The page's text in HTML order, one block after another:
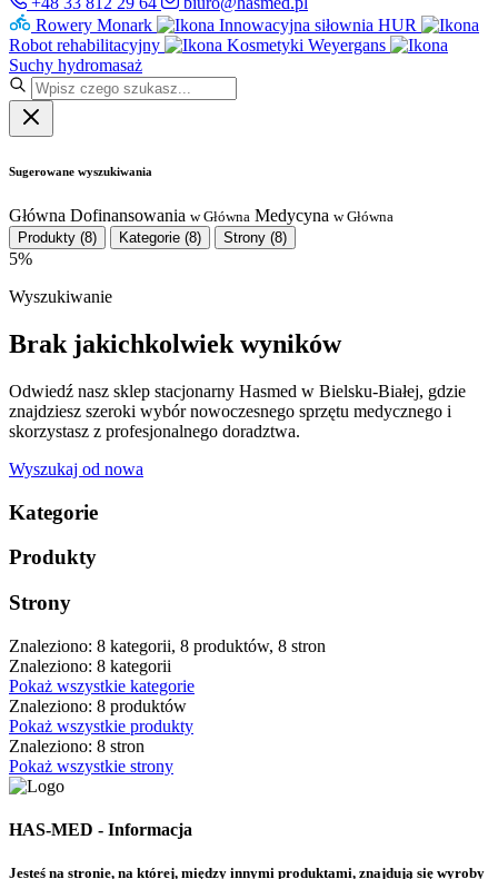
Rowery Monark
Innowacyjna siłownia HUR
Robot rehabilitacyjny
Kosmetyki Weyergans
Suchy hydromasaż
Sugerowane wyszukiwania
Główna Dofinansowania w Główna Medycyna w Główna
Produkty (8) Kategorie (8) Strony (8)
5%
Wyszukiwanie
Brak jakichkolwiek wyników
Odwiedź nasz sklep stacjonarny Hasmed w Bielsku-Białej, gdzie
znajdziesz szeroki wybór nowoczesnego sprzętu medycznego i
skorzystasz z profesjonalnego doradztwa.
Wyszukaj od nowa
Kategorie
Produkty
Strony
Znaleziono: 8 kategorii, 8 produktów, 8 stron
Znaleziono: 8 kategorii
Pokaż wszystkie kategorie
Znaleziono: 8 produktów
Pokaż wszystkie produkty
Znaleziono: 8 stron
Pokaż wszystkie strony
HAS-MED - Informacja
Jesteś na stronie, na której, między innymi produktami, znajdują się wyroby